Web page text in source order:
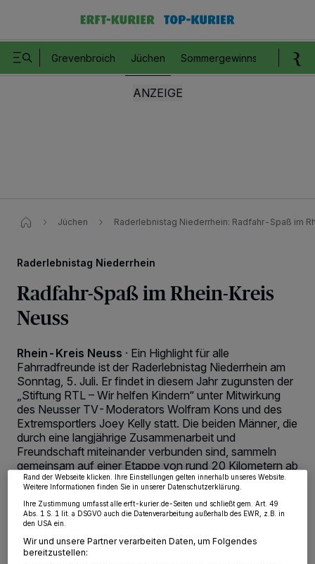
Grevenbroich Jüchen Sommergewinnspiel
Jüchen Raderlebnistag Niederrhein: Radfahr-Spaß im
Raderlebnistag Niederrhein
Radfahr-Spaß im Rhein-Kreis
Neuss
Rhein-Kreis Neuss · Ein Highlight für alle
Fahrradfreunde ist der Raderlebnistag Niederrhein am
Sonntag, 5. Juli. Er findet in diesem Jahr zugunsten der
„Stiftung RTL – Wir helfen Kindern“ unter Mitwirkung
des Neusser TV-Moderators Wolfram Kons und des
Extremsportlers Joey Kelly statt. Die beiden Männer, die
durch eine langjährige Zusammenarbeit und
Freundschaft miteinander verbunden sind, sammeln
gemeinsam auf einer Etappe von rund 20 Kilometern ab
Xanten zusammen mit den Teilnehmenden Spenden für
die Stiftung.
01.07.2026 , 08:00 Uhr
Wir und unsere 218-Partner speichern und greifen auf personenbezogene Daten
wie Browserdaten oder eindeutige Kennungen auf Ihrem Gerät zu. Durch Auswahl
von OK aktivieren Sie Tracking-Technologien für die unter „Wir und unsere
Partner verarbeiten Daten, um Ihnen Dienste bereitzustellen“ aufgeführten
Zwecke. Wenn Tracker deaktiviert sind, sind manche Inhalte und Anzeigen
möglicherweise nicht mehr so relevant für Sie. Sie können dieses Menü jederzeit
wieder aufrufen, um Ihre Einstellungen zu ändern oder Ihre Einwilligung zu
widerrufen, indem Sie auf den Link Einstellungen oder Ablehnen am unteren
Rand der Webseite klicken. Ihre Einstellungen gelten innerhalb unseres Website.
Weitere Informationen finden Sie in unserer Datenschutzerklärung.
Ihre Zustimmung umfasst alle erft-kurier.de-Seiten und schließt gem. Art. 49
Abs. 1 S. 1 lit. a DSGVO auch die Datenverarbeitung außerhalb des EWR, z.B. in
den USA ein.
Wir und unsere Partner verarbeiten Daten, um Folgendes
bereitzustellen: